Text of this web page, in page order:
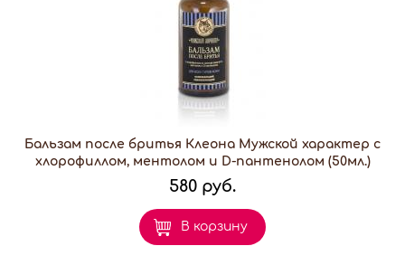
Бальзам после бритья Клеона Мужской характер с
хлорофиллом, ментолом и D-пантенолом (50мл.)
580 руб.
В корзину